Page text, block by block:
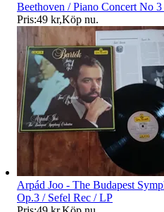
Beethoven / Piano Concert No
Pris:49 kr,Köp nu.
Arpád Joo - The Budapest
Op.3 / Sefel Rec / LP